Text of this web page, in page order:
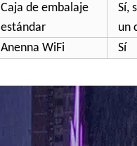
Caja de embalaje
estándar
Sí,
un
Anenna WiFi
Sí